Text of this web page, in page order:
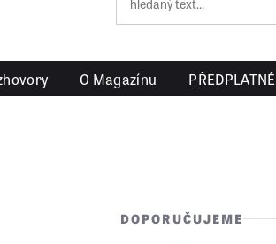
O Magazínu PŘEDPLATNÉ
DOPORUČUJEME